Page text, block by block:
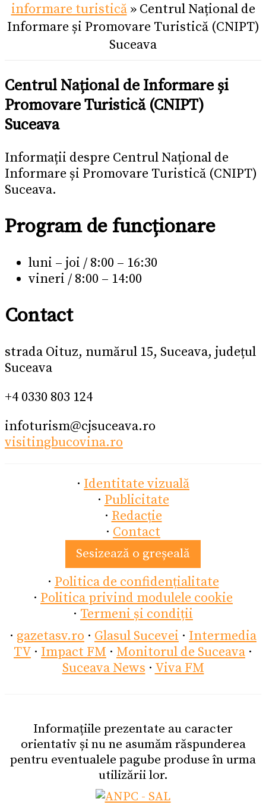
informare turistică» Centrul Național de
Informare și Promovare Turistică (CNIPT)
Suceava
Centrul Național de Informare și
Promovare Turistică (CNIPT)
Suceava
Informații despre Centrul Național de
Informare și Promovare Turistică (CNIPT)
Suceava.
Program de funcționare
luni – joi / 8:00 – 16:30
vineri / 8:00 – 14:00
Contact
strada Oituz, numărul 15, Suceava, județul
Suceava
+4 0330 803 124
infoturism@cjsuceava.ro
visitingbucovina.ro
· Identitate vizuală
· Publicitate
· Redacție
· Contact
Sesizează o greșeală
· Politica de confidențialitate
· Politica privind modulele cookie
· Termeni și condiții
· gazetasv.ro · Glasul Sucevei · Intermedia
TV · Impact FM · Monitorul de Suceava ·
Suceava News · Viva FM
Informațiile prezentate au caracter
orientativ și nu ne asumăm răspunderea
pentru eventualele pagube produse în urma
utilizării lor.